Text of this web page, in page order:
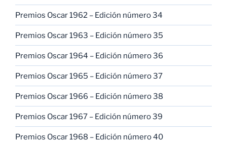
Premios Oscar 1962 – Edición número 34
Premios Oscar 1963 – Edición número 35
Premios Oscar 1964 – Edición número 36
Premios Oscar 1965 – Edición número 37
Premios Oscar 1966 – Edición número 38
Premios Oscar 1967 – Edición número 39
Premios Oscar 1968 – Edición número 40